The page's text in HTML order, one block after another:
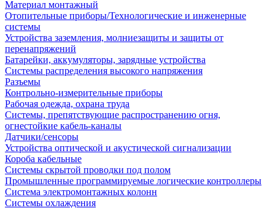
Материал монтажный
Отопительные приборы/Технологические и инженерные
системы
Устройства заземления, молниезащиты и защиты от
перенапряжений
Батарейки, аккумуляторы, зарядные устройства
Системы распределения высокого напряжения
Разъемы
Контрольно-измерительные приборы
Рабочая одежда, охрана труда
Системы, препятствующие распространению огня,
огнестойкие кабель-каналы
Датчики/сенсоры
Устройства оптической и акустической сигнализации
Короба кабельные
Системы скрытой проводки под полом
Промышленные программируемые логические контроллеры
Система электромонтажных колонн
Системы охлаждения